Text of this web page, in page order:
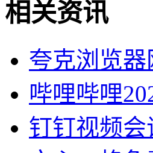
相关资讯
夸克浏览
哔哩哔哩
钉钉视频